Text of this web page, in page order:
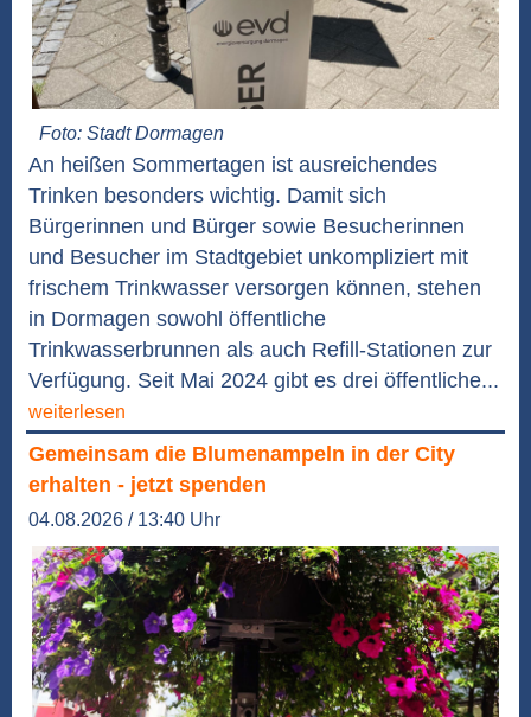
Foto: Stadt Dormagen
An heißen Sommertagen ist ausreichendes
Trinken besonders wichtig. Damit sich
Bürgerinnen und Bürger sowie Besucherinnen
und Besucher im Stadtgebiet unkompliziert mit
frischem Trinkwasser versorgen können, stehen
in Dormagen sowohl öffentliche
Trinkwasserbrunnen als auch Refill-Stationen zur
Verfügung. Seit Mai 2024 gibt es drei öffentliche...
weiterlesen
Gemeinsam die Blumenampeln in der City
erhalten - jetzt spenden
04.08.2026 / 13:40 Uhr